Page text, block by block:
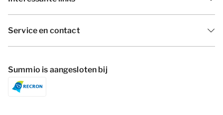
Service en contact
Summio is aangesloten bij